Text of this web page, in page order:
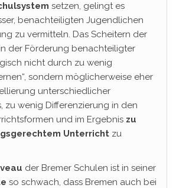
setzen, gelingt es
benachteiligten Jugendlichen
zu vermitteln. Das Scheitern der
der Förderung benachteiligter
nicht durch zu wenig
sondern möglicherweise eher
unterschiedlicher
zu wenig Differenzierung in den
und im Ergebnis zu
Unterricht zu
der Bremer Schulen ist in seiner
so schwach, dass Bremen auch bei